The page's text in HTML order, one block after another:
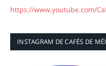
https://www.youtube.com/
INSTAGRAM DE CAFÉS DE